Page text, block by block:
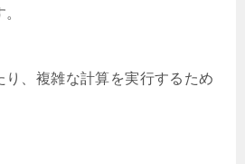
り、複雑な計算を実行するため